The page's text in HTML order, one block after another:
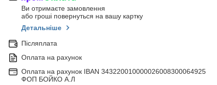
Ви отримаєте замовлення
або гроші повернуться на вашу картку
Детальніше
Післяплата
Оплата на рахунок
Оплата на рахунок IBAN 343220010000026008300064925
ФОП БОЙКО А.Л